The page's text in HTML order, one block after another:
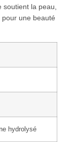
la peau,
une beauté
hydrolysé